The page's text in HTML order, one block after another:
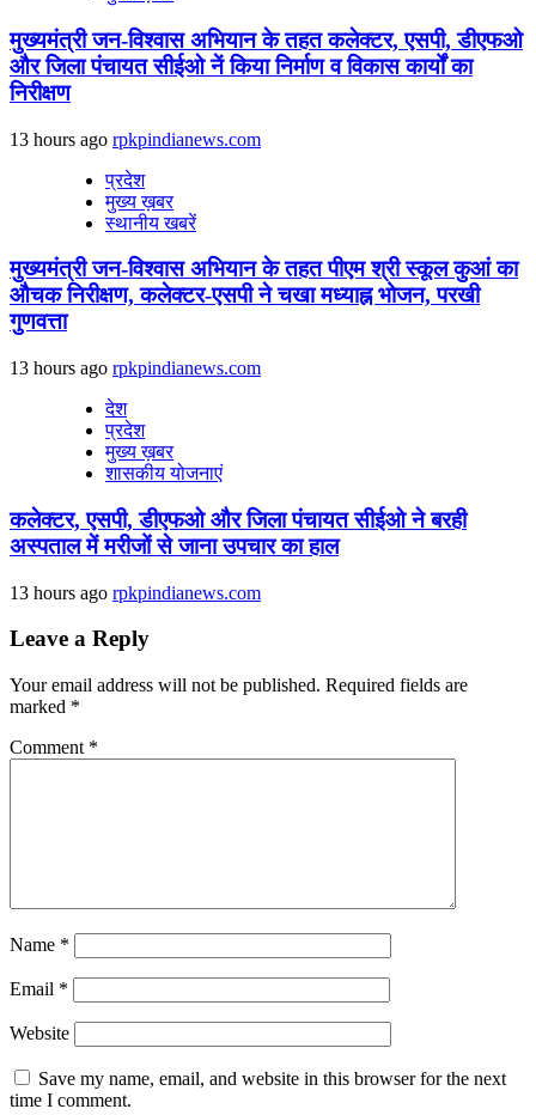
मुख्यमंत्री जन-विश्वास अभियान के तहत कलेक्टर, एसपी, डीएफओ
और जिला पंचायत सीईओ नें किया निर्माण व विकास कार्यों का
निरीक्षण
13 hours ago rpkpindianews.com
प्रदेश
मुख्य ख़बर
स्थानीय खबरें
मुख्यमंत्री जन-विश्वास अभियान के तहत पीएम श्री स्कूल कुआं का
औचक निरीक्षण, कलेक्टर-एसपी ने चखा मध्याह्न भोजन, परखी
गुणवत्ता
13 hours ago rpkpindianews.com
देश
प्रदेश
मुख्य ख़बर
शासकीय योजनाएं
कलेक्टर, एसपी, डीएफओ और जिला पंचायत सीईओ ने बरही
अस्पताल में मरीजों से जाना उपचार का हाल
13 hours ago rpkpindianews.com
Leave a Reply
Your email address will not be published. Required fields are
marked *
Comment *
Name *
Email *
Website
Save my name, email, and website in this browser for the next
time I comment.